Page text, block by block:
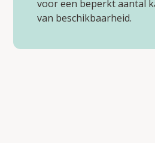
voor een beperkt aantal
van beschikbaarheid.